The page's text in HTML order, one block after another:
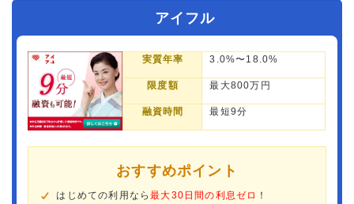
アイフル
実質年率 3.0%〜18.0%
限度額 最大800万円
融資時間 最短9分
おすすめポイント
はじめての利用なら最大30日間の利息ゼロ ！